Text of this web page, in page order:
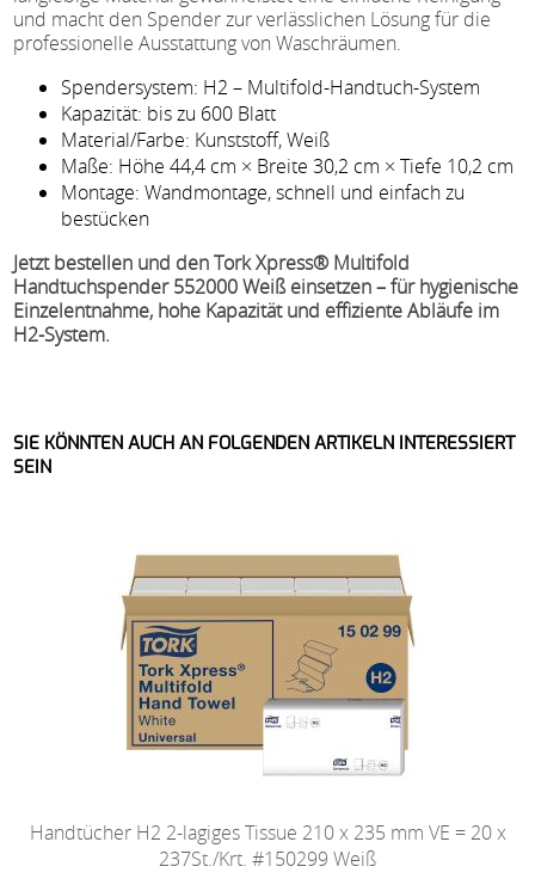
und macht den Spender zur verlässlichen Lösung für die
professionelle Ausstattung von Waschräumen.
Spendersystem: H2 – Multifold-Handtuch-System
Kapazität: bis zu 600 Blatt
Material/Farbe: Kunststoff, Weiß
Maße: Höhe 44,4 cm × Breite 30,2 cm × Tiefe 10,2 cm
Montage: Wandmontage, schnell und einfach zu
bestücken
Jetzt bestellen und den Tork Xpress® Multifold
Handtuchspender 552000 Weiß einsetzen – für hygienische
Einzelentnahme, hohe Kapazität und effiziente Abläufe im
H2-System.
SIE KÖNNTEN AUCH AN FOLGENDEN ARTIKELN INTERESSIERT
SEIN
Handtücher H2 2-lagiges Tissue 210 x 235 mm VE = 20 x
237St./Krt. #150299 Weiß